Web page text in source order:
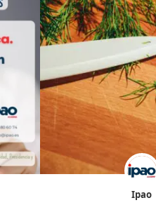
Ipao